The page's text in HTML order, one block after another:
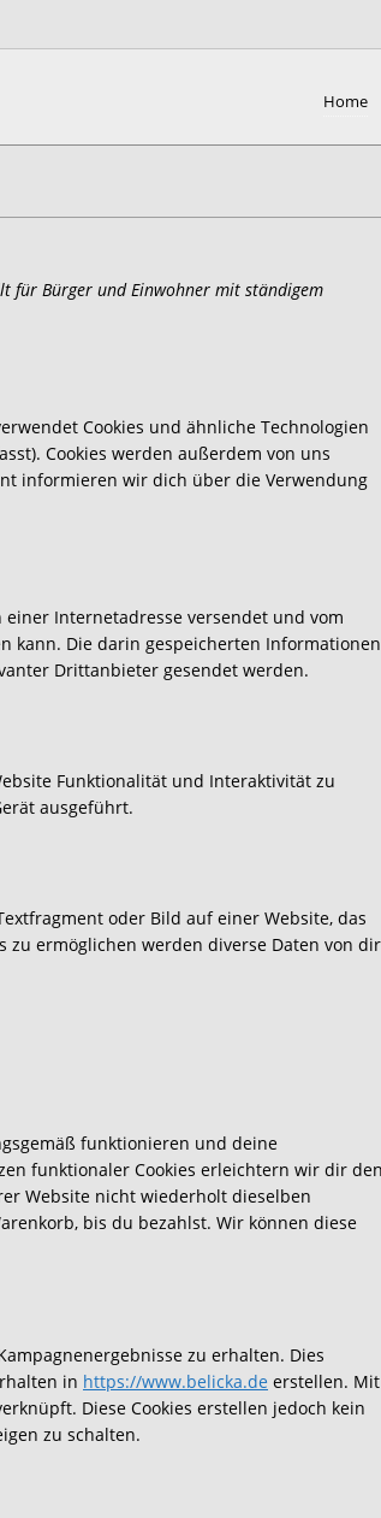
Home
für Bürger und Einwohner mit ständigem
Cookies und ähnliche Technologien
Cookies werden außerdem von uns
informieren wir dich über die Verwendung
Internetadresse versendet und vom
kann. Die darin gespeicherten Informationen
Drittanbieter gesendet werden.
Funktionalität und Interaktivität zu
ausgeführt.
oder Bild auf einer Website, das
zu ermöglichen werden diverse Daten von dir
funktionieren und deine
funktionaler Cookies erleichtern wir dir
Website nicht wiederholt dieselben
bis du bezahlst. Wir können diese
zu erhalten. Dies
in https://www.belicka.de erstellen. Mit
Diese Cookies erstellen jedoch kein
zu schalten.